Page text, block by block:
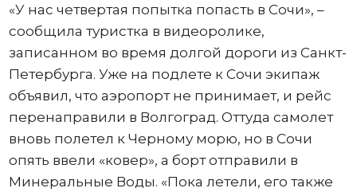
«У нас четвертая попытка попасть в Сочи», –
сообщила туристка в видеоролике,
записанном во время долгой дороги из Санкт-
Петербурга. Уже на подлете к Сочи экипаж
объявил, что аэропорт не принимает, и рейс
перенаправили в Волгоград. Оттуда самолет
вновь полетел к Черному морю, но в Сочи
опять ввели «ковер», а борт отправили в
Минеральные Воды. «Пока летели, его также